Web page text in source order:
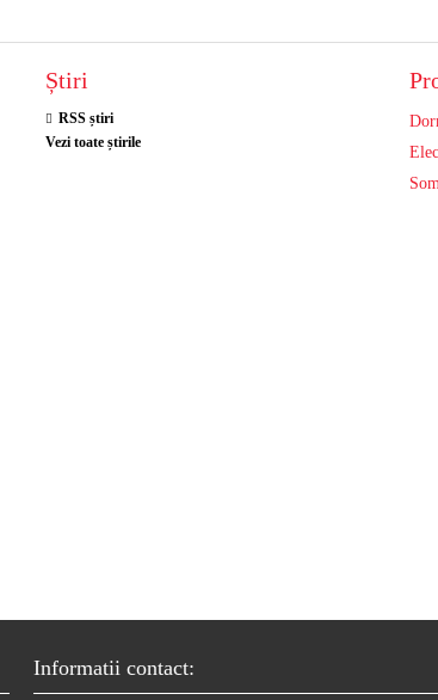
Știri
RSS știri
Vezi toate știrile
Informatii contact: